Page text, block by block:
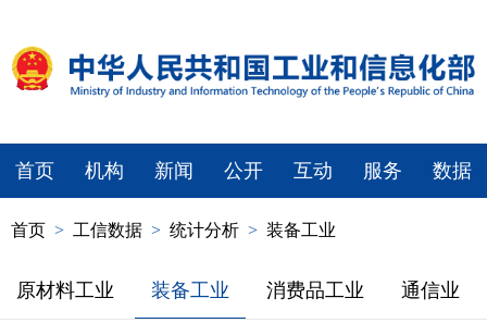
首页 机构 新闻 公开 互动 服务 数据
首页 > 工信数据 > 统计分析 > 装备工业
原材料工业 装备工业 消费品工业 通信业